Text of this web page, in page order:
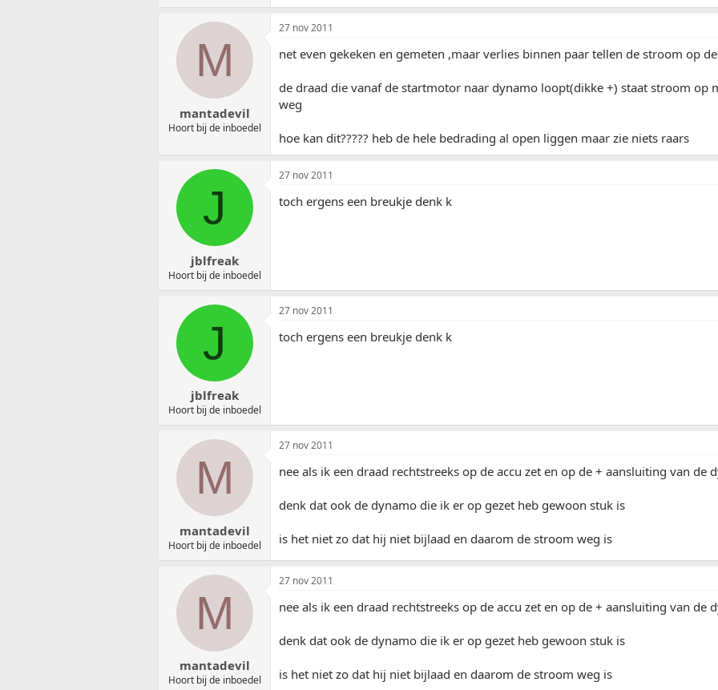
M
mantadevil
Hoort bij de inboedel
27 nov 2011
net even gekeken en gemeten ,maar verlies binnen paar tellen de stroom op
de draad die vanaf de startmotor naar dynamo loopt(dikke +) staat stroom op
weg
hoe kan dit????? heb de hele bedrading al open liggen maar zie niets raars
J
jblfreak
Hoort bij de inboedel
27 nov 2011
toch ergens een breukje denk k
J
jblfreak
Hoort bij de inboedel
27 nov 2011
toch ergens een breukje denk k
M
mantadevil
Hoort bij de inboedel
27 nov 2011
nee als ik een draad rechtstreeks op de accu zet en op de + aansluiting van de
denk dat ook de dynamo die ik er op gezet heb gewoon stuk is
is het niet zo dat hij niet bijlaad en daarom de stroom weg is
M
mantadevil
Hoort bij de inboedel
27 nov 2011
nee als ik een draad rechtstreeks op de accu zet en op de + aansluiting van de
denk dat ook de dynamo die ik er op gezet heb gewoon stuk is
is het niet zo dat hij niet bijlaad en daarom de stroom weg is